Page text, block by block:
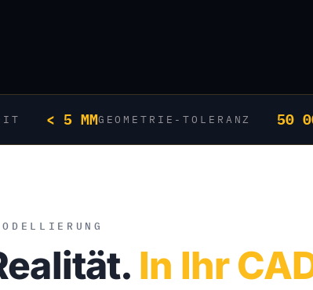
< 5 MMGEOMETRIE-TOLERANZ 50
In Ihr